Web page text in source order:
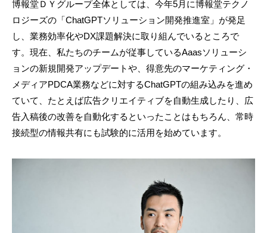
博報堂ＤＹグループ全体としては、今年5月に博報堂テクノ
ロジーズの「ChatGPTソリューション開発推進室」が発足
し、業務効率化やDX課題解決に取り組んでいるところで
す。現在、私たちのチームが従事しているAaasソリューシ
ョンの新規開発アップデートや、得意先のマーケティング・
メディアPDCA業務などに対するChatGPTの組み込みを進め
ていて、たとえば広告クリエイティブを自動生成したり、広
告入稿後の改善を自動化するといったことはもちろん、常時
接続型の情報共有にも試験的に活用を始めています。